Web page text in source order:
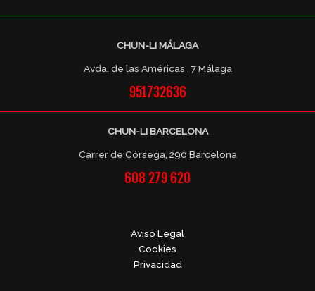
CHUN-LI MÁLAGA
Avda. de las Américas , 7 Málaga
951732636
CHUN-LI BARCELONA
Carrer de Còrsega, 290 Barcelona
608 279 620
Aviso Legal
Cookies
Privacidad